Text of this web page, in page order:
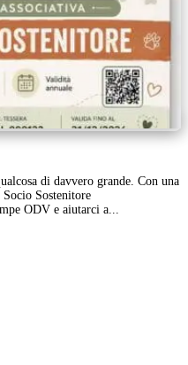
di davvero grande. Con una
Sostenitore
ODV e aiutarci a...